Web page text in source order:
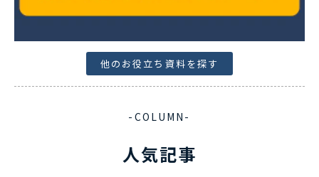
他のお役立ち資料を探す
-COLUMN-
人気記事